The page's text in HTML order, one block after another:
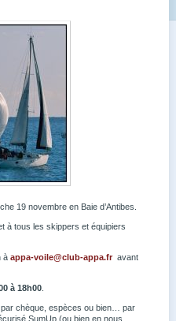
19 novembre en Baie d’Antibes.
à tous les skippers et équipiers
à appa-voile@club-appa.fr avant
à 18h00
chèque, espèces ou bien… par
SumUp (ou bien en nous